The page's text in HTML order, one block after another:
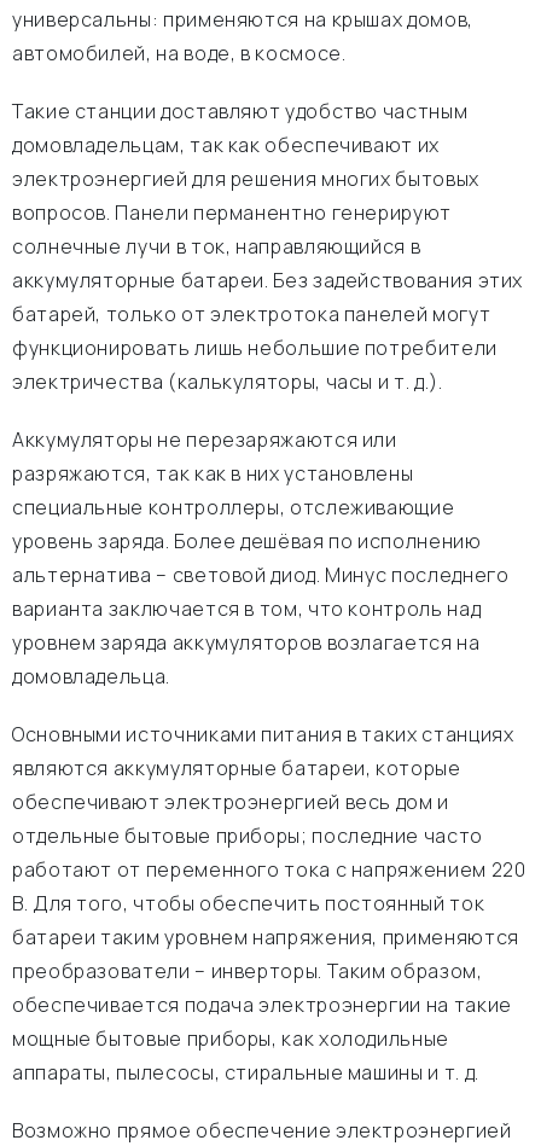
универсальны: применяются на крышах домов,
автомобилей, на воде, в космосе.
Такие станции доставляют удобство частным
домовладельцам, так как обеспечивают их
электроэнергией для решения многих бытовых
вопросов. Панели перманентно генерируют
солнечные лучи в ток, направляющийся в
аккумуляторные батареи. Без задействования этих
батарей, только от электротока панелей могут
функционировать лишь небольшие потребители
электричества (калькуляторы, часы и т. д.).
Аккумуляторы не перезаряжаются или
разряжаются, так как в них установлены
специальные контроллеры, отслеживающие
уровень заряда. Более дешёвая по исполнению
альтернатива – световой диод. Минус последнего
варианта заключается в том, что контроль над
уровнем заряда аккумуляторов возлагается на
домовладельца.
Основными источниками питания в таких станциях
являются аккумуляторные батареи, которые
обеспечивают электроэнергией весь дом и
отдельные бытовые приборы; последние часто
работают от переменного тока с напряжением 220
В. Для того, чтобы обеспечить постоянный ток
батареи таким уровнем напряжения, применяются
преобразователи – инверторы. Таким образом,
обеспечивается подача электроэнергии на такие
мощные бытовые приборы, как холодильные
аппараты, пылесосы, стиральные машины и т. д.
Возможно прямое обеспечение электроэнергией